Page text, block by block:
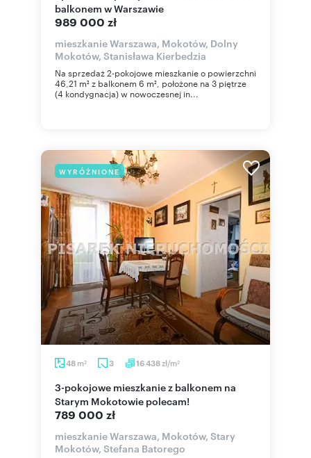
balkonem w Warszawie
989 000 zł
mieszkanie Warszawa, Mokotów, Dolny
Mokotów, Stanisława Kierbedzia
Na sprzedaż 2-pokojowe mieszkanie o powierzchni
46,21 m² z balkonem 6 m², położone na 3 piętrze
(4 kondygnacja) w nowoczesnej in...
WYRÓŻNIONE
48 m2 3 16 438zł/m2
3-pokojowe mieszkanie z balkonem na
Starym Mokotowie polecam!
789 000 zł
mieszkanie Warszawa, Mokotów, Stary
Mokotów, Stefana Batorego